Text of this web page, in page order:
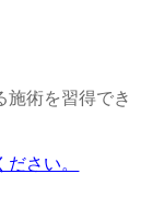
施術を習得でき
さい。